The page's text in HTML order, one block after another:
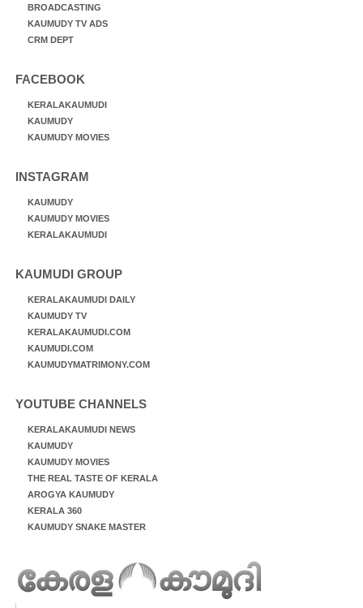
BROADCASTING
KAUMUDY TV ADS
CRM DEPT
FACEBOOK
KERALAKAUMUDI
KAUMUDY
KAUMUDY MOVIES
INSTAGRAM
KAUMUDY
KAUMUDY MOVIES
KERALAKAUMUDI
KAUMUDI GROUP
KERALAKAUMUDI DAILY
KAUMUDY TV
KERALAKAUMUDI.COM
KAUMUDI.COM
KAUMUDYMATRIMONY.COM
YOUTUBE CHANNELS
KERALAKAUMUDI NEWS
KAUMUDY
KAUMUDY MOVIES
THE REAL TASTE OF KERALA
AROGYA KAUMUDY
KERALA 360
KAUMUDY SNAKE MASTER